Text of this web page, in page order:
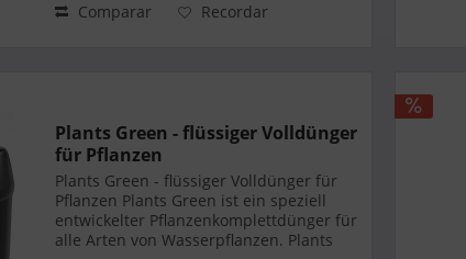
Comparar Recordar
Plants Green - flüssiger Volldünger
für Pflanzen
Plants Green - flüssiger Volldünger für
Pflanzen Plants Green ist ein speziell
entwickelter Pflanzenkomplettdünger für
alle Arten von Wasserpflanzen. Plants